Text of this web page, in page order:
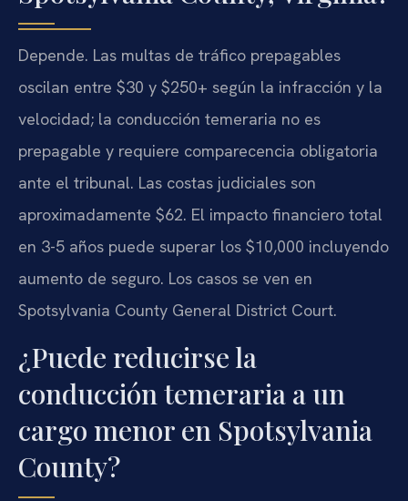
Depende. Las multas de tráfico prepagables
oscilan entre $30 y $250+ según la infracción y la
velocidad; la conducción temeraria no es
prepagable y requiere comparecencia obligatoria
ante el tribunal. Las costas judiciales son
aproximadamente $62. El impacto financiero total
en 3-5 años puede superar los $10,000 incluyendo
aumento de seguro. Los casos se ven en
Spotsylvania County General District Court.
¿Puede reducirse la
conducción temeraria a un
cargo menor en Spotsylvania
County?